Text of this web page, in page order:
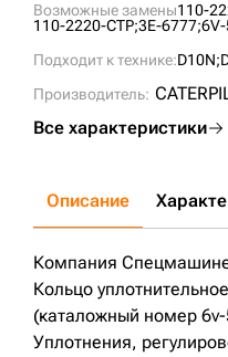
Возможные замены110-
110-2220-CTP;3E-6777;
Подходит к технике:D10N;
Производитель:
Все характеристики
Описание
Компания
Кольцо
(каталожный номер 6v-
Уплотнения,